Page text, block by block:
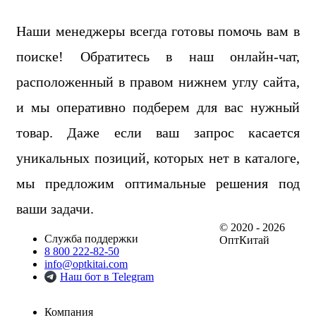
Наши менеджеры всегда готовы помочь вам в
поиске! Обратитесь в наш онлайн-чат,
расположенный в правом нижнем углу сайта,
и мы оперативно подберем для вас нужный
товар. Даже если ваш запрос касается
уникальных позиций, которых нет в каталоге,
мы предложим оптимальные решения под
ваши задачи.
Служба поддержки
8 800 222-82-50
info@optkitai.com
Наш бот в Telegram
Компания
© 2020 - 2026
ОптКитай